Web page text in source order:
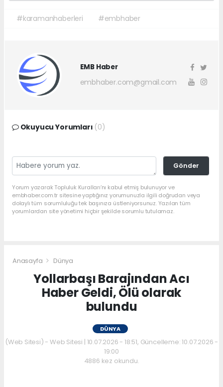
#karamanhaberleri #embhaber
EMB Haber
embhaber.com@gmail.com
Okuyucu Yorumları (0)
Gönder
Yorum yazarak Topluluk Kuralları’nı kabul etmiş bulunuyor ve
embhaber.com.tr sitesine yaptığınız yorumunuzla ilgili doğrudan veya
dolaylı tüm sorumluluğu tek başınıza üstleniyorsunuz. Yazılan tüm
yorumlardan site yönetimi hiçbir şekilde sorumlu tutulamaz.
Anasayfa Dünya
Yollarbaşı Barajından Acı
Haber Geldi, Ölü olarak
bulundu
DÜNYA
(Web Sitesi) - Web Sitesi | 10.07.2026 - 18:51, Güncelleme: 10.07.2026 -
19:00
4886 kez okundu.